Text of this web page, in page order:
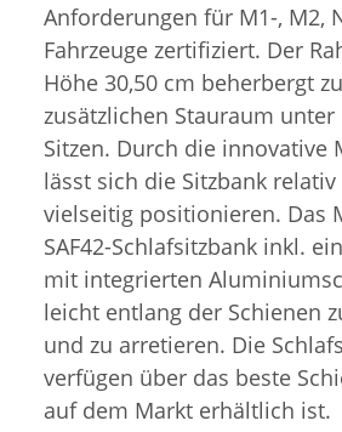
Anforderungen für M1-, M2,
Fahrzeuge zertifiziert. Der
Höhe 30,50 cm beherbergt
zusätzlichen Stauraum unter
Sitzen. Durch die innovative
lässt sich die Sitzbank
vielseitig positionieren. Das
SAF42-Schlafsitzbank inkl.
mit integrierten
leicht entlang der Schienen
und zu arretieren. Die
verfügen über das beste
auf dem Markt erhältlich ist.